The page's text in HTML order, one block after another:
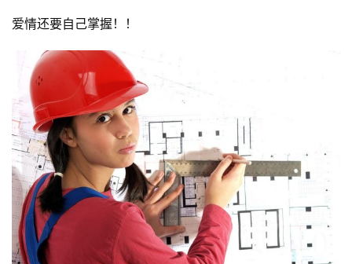
爱情还要自己掌握！！